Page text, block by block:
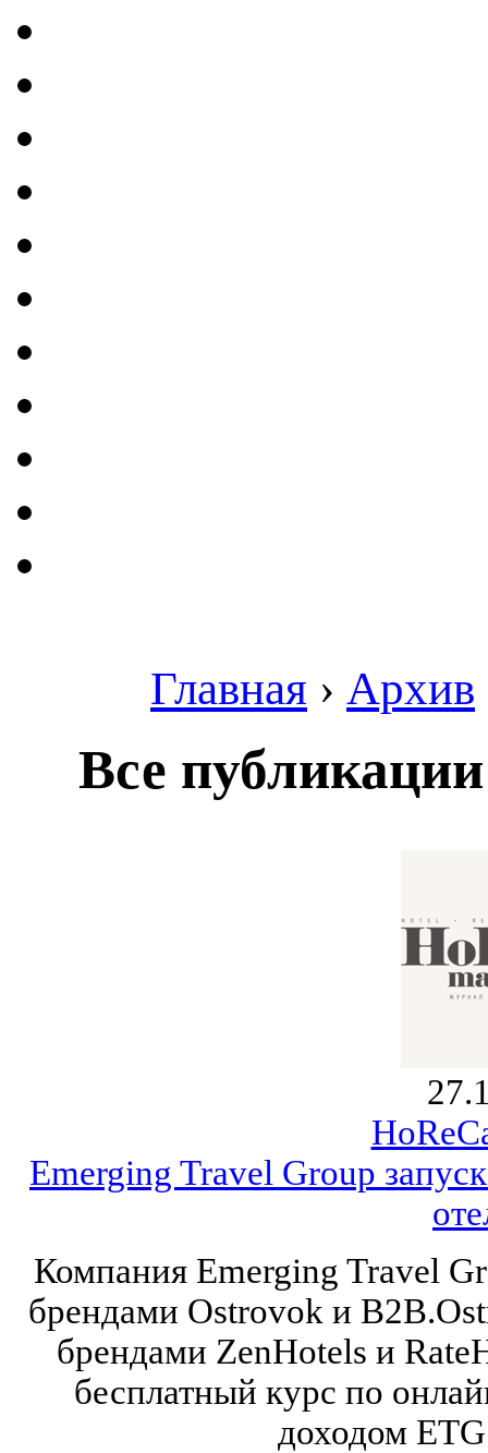
Главная › Архив
Все
Emerging Travel Group
Компания Emerging Travel
брендами Ostrovok и
брендами ZenHotels и
бесплатный курс по
доходом